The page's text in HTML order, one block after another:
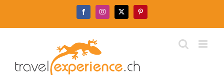
FacebookInstagram
X Pinterest